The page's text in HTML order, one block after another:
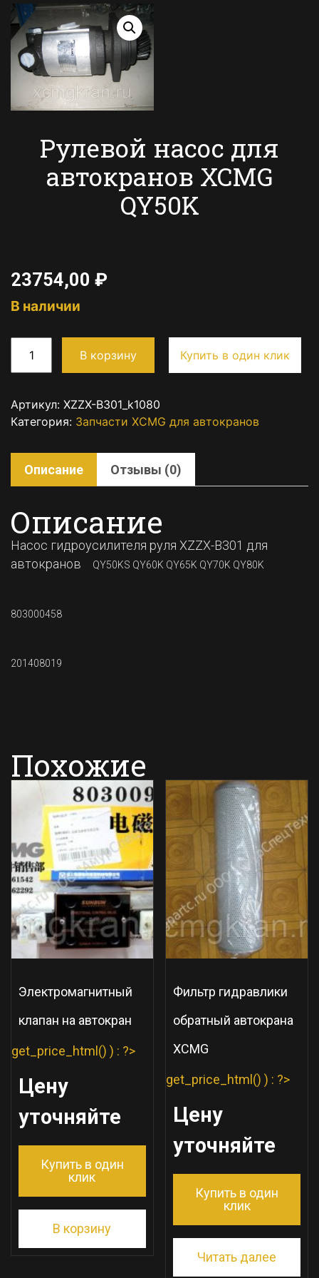
Рулевой насос для
автокранов XCMG
QY50K
23754,00 ₽
В наличии
В корзину Купить в один клик
Артикул: XZZX-B301_k1080
Категория: Запчасти XCMG для автокранов
Описание Отзывы (0)
Описание
Насос гидроусилителя руля XZZX-B301 для
автокранов
QY50KS QY60K QY65K QY70K QY80K
803000458
201408019
Похожие
Электромагнитный
клапан на автокран
get_price_html() ) : ?>
Цену
уточняйте
Купить в один
клик
В корзину
Фильтр гидравлики
обратный автокрана
XCMG
get_price_html() ) : ?>
Цену
уточняйте
Купить в один
клик
Читать далее